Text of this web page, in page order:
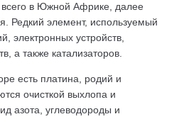
в Южной Африке, далее
Редкий элемент, используемый
электронных устройств,
а также катализаторов.
есть платина, родий и
очисткой выхлопа и
азота, углеводороды и